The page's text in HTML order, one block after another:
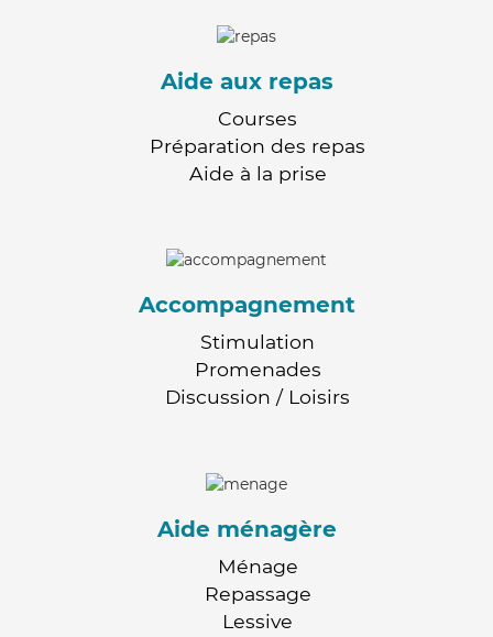
Aide aux repas
Courses
Préparation des repas
Aide à la prise
Accompagnement
Stimulation
Promenades
Discussion / Loisirs
Aide ménagère
Ménage
Repassage
Lessive